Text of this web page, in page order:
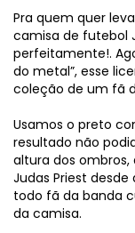
Pra quem quer
camisa de futebol
perfeitamente!.
do metal”, esse
coleção de um fã
Usamos o preto
resultado não
altura dos ombros,
Judas Priest
todo fã da banda
da camisa.